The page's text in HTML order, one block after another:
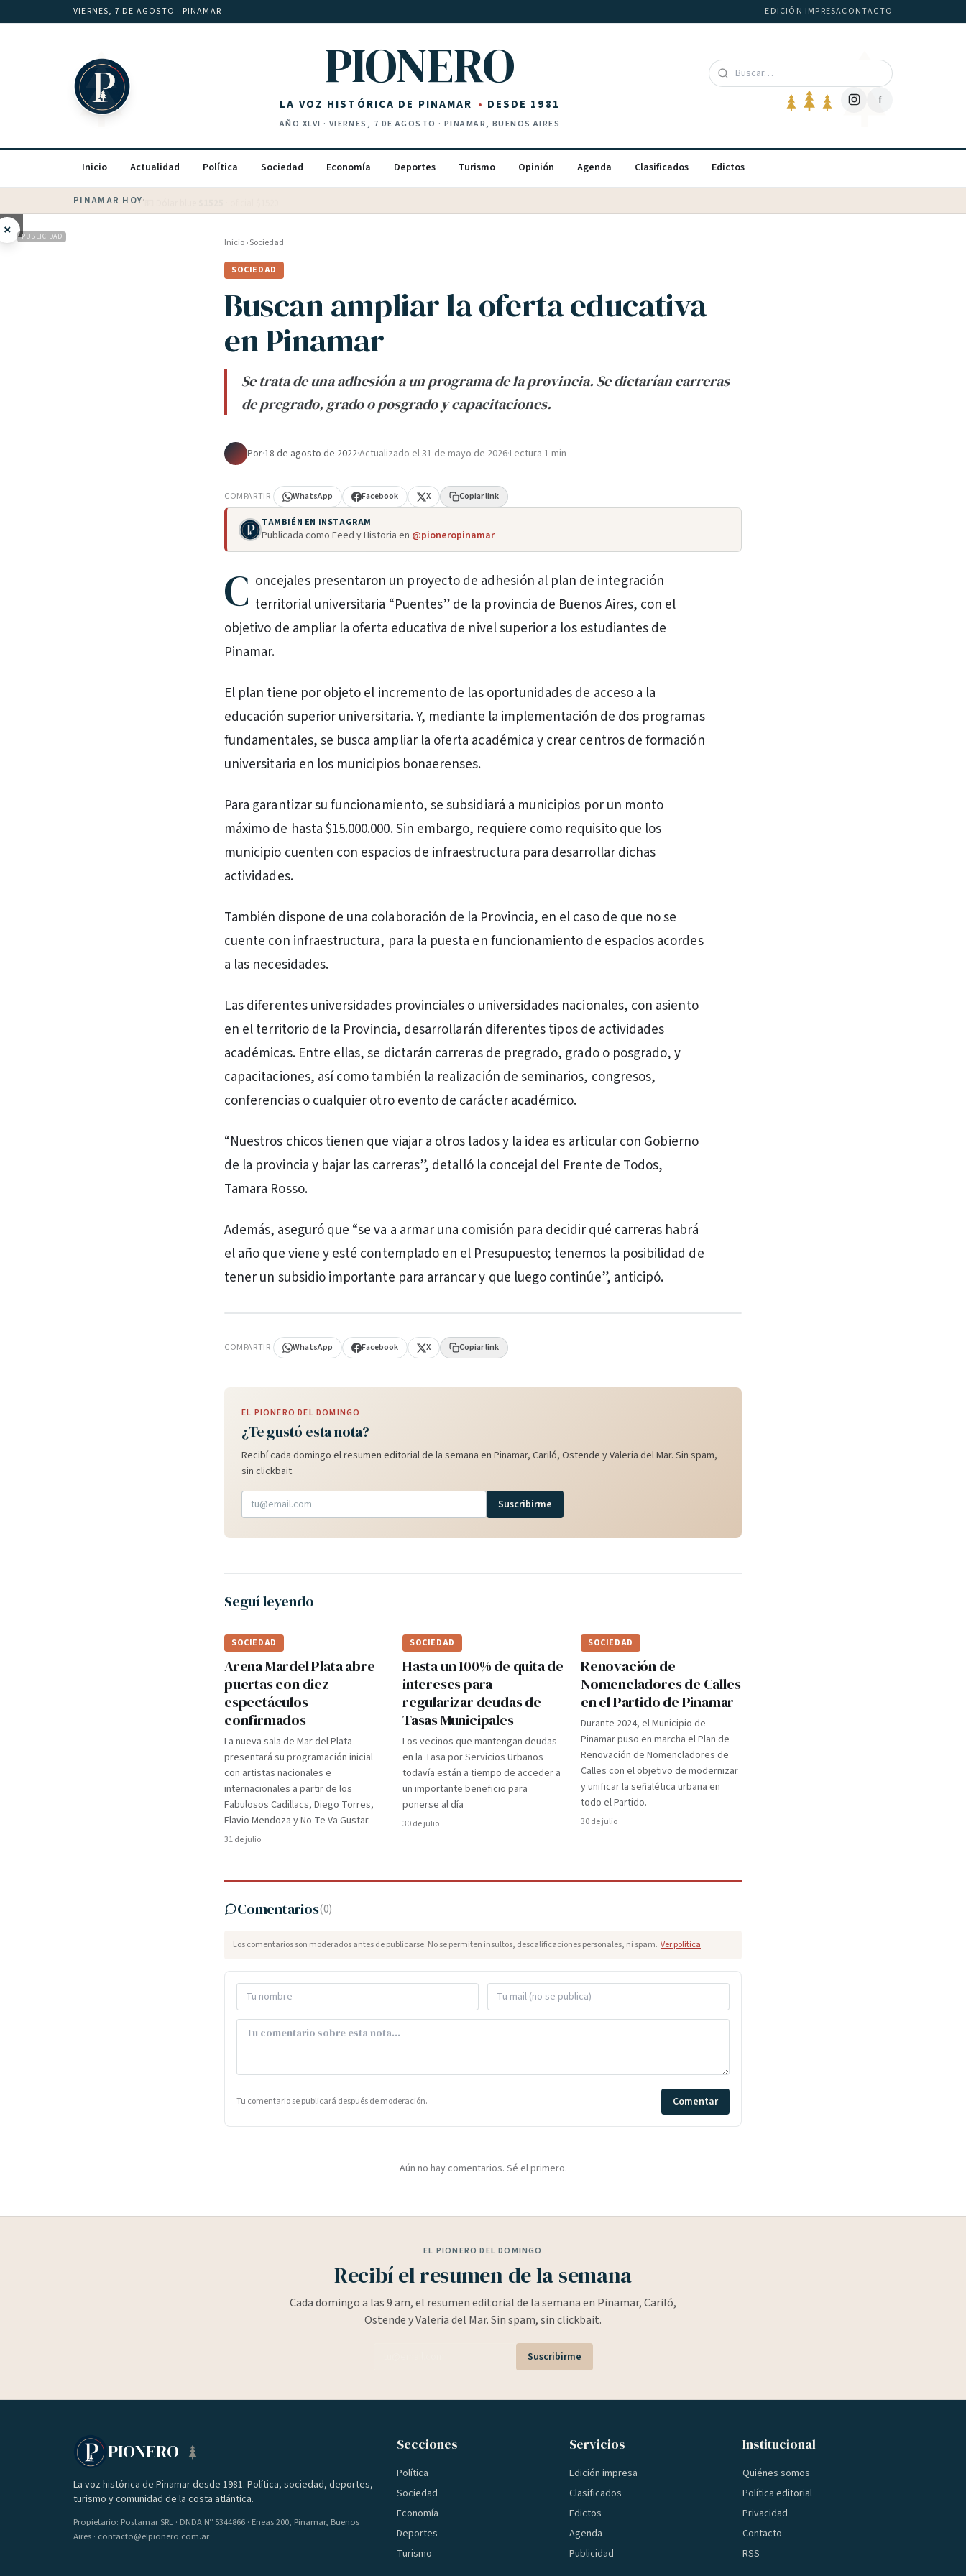
Saltar al contenidoVIERNES, 7 DE AGOSTO · PINAMAR EDICIÓN IMPRESACONTACTO
PIONERO
LA VOZ HISTÓRICA DE PINAMAR DESDE 1981
AÑO XLVI · VIERNES, 7 DE AGOSTO · PINAMAR, BUENOS AIRES
f
Inicio Actualidad Política Sociedad Economía Deportes Turismo Opinión Agenda Clasificados Edictos
PINAMAR HOY·
× PUBLICIDAD Inicio›Sociedad
SOCIEDAD
Buscan ampliar la oferta educativa
en Pinamar
Se trata de una adhesión a un programa de la provincia. Se dictarían carreras
de pregrado, grado o posgrado y capacitaciones.
Por·18 de agosto de 2022·Actualizado el31 de mayo de 2026·Lectura 1 min
COMPARTIR WhatsApp Facebook X Copiar link
TAMBIÉN EN INSTAGRAM
Publicada como Feed y Historia en @pioneropinamar
C oncejales presentaron un proyecto de adhesión al plan de integración
territorial universitaria “Puentes” de la provincia de Buenos Aires, con el
objetivo de ampliar la oferta educativa de nivel superior a los estudiantes de
Pinamar.
El plan tiene por objeto el incremento de las oportunidades de acceso a la
educación superior universitaria. Y, mediante la implementación de dos programas
fundamentales, se busca ampliar la oferta académica y crear centros de formación
universitaria en los municipios bonaerenses.
Para garantizar su funcionamiento, se subsidiará a municipios por un monto
máximo de hasta $15.000.000. Sin embargo, requiere como requisito que los
municipio cuenten con espacios de infraestructura para desarrollar dichas
actividades.
También dispone de una colaboración de la Provincia, en el caso de que no se
cuente con infraestructura, para la puesta en funcionamiento de espacios acordes
a las necesidades.
Las diferentes universidades provinciales o universidades nacionales, con asiento
en el territorio de la Provincia, desarrollarán diferentes tipos de actividades
académicas. Entre ellas, se dictarán carreras de pregrado, grado o posgrado, y
capacitaciones, así como también la realización de seminarios, congresos,
conferencias o cualquier otro evento de carácter académico.
“Nuestros chicos tienen que viajar a otros lados y la idea es articular con Gobierno
de la provincia y bajar las carreras”, detalló la concejal del Frente de Todos,
Tamara Rosso.
Además, aseguró que “se va a armar una comisión para decidir qué carreras habrá
el año que viene y esté contemplado en el Presupuesto; tenemos la posibilidad de
tener un subsidio importante para arrancar y que luego continúe”, anticipó.
COMPARTIR WhatsApp Facebook X Copiar link
EL PIONERO DEL DOMINGO
¿Te gustó esta nota?
Recibí cada domingo el resumen editorial de la semana en Pinamar, Cariló, Ostende y Valeria del Mar. Sin spam,
sin clickbait.
Suscribirme
Seguí leyendo
SOCIEDAD
Arena Mardel Plata abre
puertas con diez
espectáculos
confirmados
La nueva sala de Mar del Plata
presentará su programación inicial
con artistas nacionales e
internacionales a partir de los
Fabulosos Cadillacs, Diego Torres,
Flavio Mendoza y No Te Va Gustar.
31 de julio
SOCIEDAD
Hasta un 100% de quita de
intereses para
regularizar deudas de
Tasas Municipales
Los vecinos que mantengan deudas
en la Tasa por Servicios Urbanos
todavía están a tiempo de acceder a
un importante beneficio para
ponerse al día
30 de julio
SOCIEDAD
Renovación de
Nomencladores de Calles
en el Partido de Pinamar
Durante 2024, el Municipio de
Pinamar puso en marcha el Plan de
Renovación de Nomencladores de
Calles con el objetivo de modernizar
y unificar la señalética urbana en
todo el Partido.
30 de julio
Comentarios(0)
Los comentarios son moderados antes de publicarse. No se permiten insultos, descalificaciones personales, ni spam. Ver política
Tu comentario se publicará después de moderación. Comentar
Aún no hay comentarios. Sé el primero.
EL PIONERO DEL DOMINGO
Recibí el resumen de la semana
Cada domingo a las 9 am, el resumen editorial de la semana en Pinamar, Cariló,
Ostende y Valeria del Mar. Sin spam, sin clickbait.
Suscribirme
PIONERO
La voz histórica de Pinamar desde 1981. Política, sociedad, deportes,
turismo y comunidad de la costa atlántica.
Propietario: Postamar SRL · DNDA Nº 5344866 · Eneas 200, Pinamar, Buenos
Aires · contacto@elpionero.com.ar
Secciones
Política
Sociedad
Economía
Deportes
Turismo
Servicios
Edición impresa
Clasificados
Edictos
Agenda
Publicidad
Institucional
Quiénes somos
Política editorial
Privacidad
Contacto
RSS